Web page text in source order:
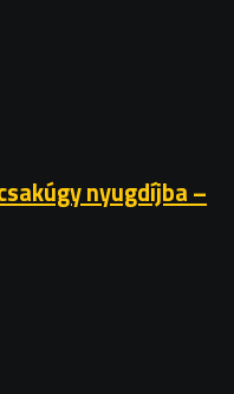
nyugdíjba –